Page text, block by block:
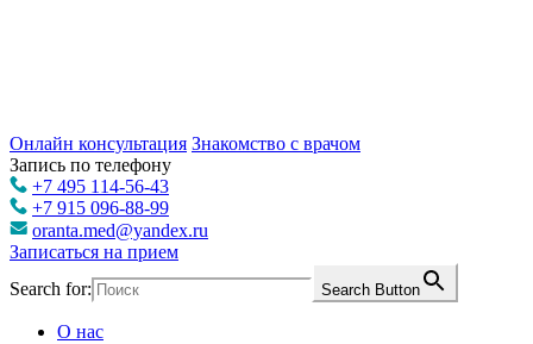
Онлайн консультация Знакомство с врачом
Запись по телефону
+7 495 114-56-43
+7 915 096-88-99
oranta.med@yandex.ru
Записаться на прием
Search for:
Search Button
О нас